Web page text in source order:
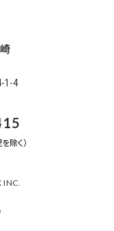
1-4
除く）
INC.